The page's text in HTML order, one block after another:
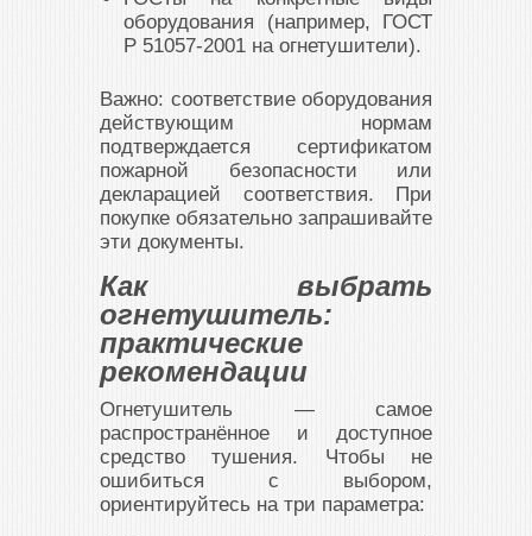
оборудования (например, ГОСТ
Р 51057-2001 на огнетушители).
Важно: соответствие оборудования
действующим нормам
подтверждается сертификатом
пожарной безопасности или
декларацией соответствия. При
покупке обязательно запрашивайте
эти документы.
Как выбрать
огнетушитель:
практические
рекомендации
Огнетушитель — самое
распространённое и доступное
средство тушения. Чтобы не
ошибиться с выбором,
ориентируйтесь на три параметра: